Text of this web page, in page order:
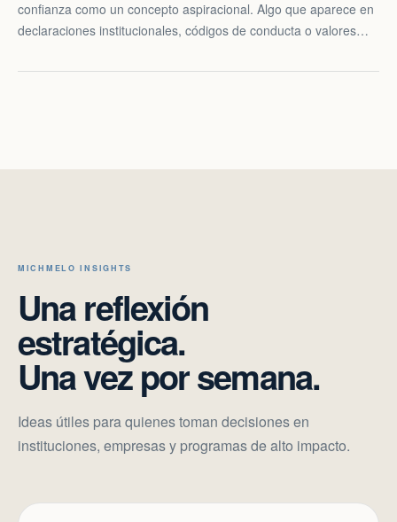
confianza como un concepto aspiracional. Algo que aparece en
declaraciones institucionales, códigos de conducta o valores…
MICHMELO INSIGHTS
Una reflexión
estratégica.
Una vez por semana.
Ideas útiles para quienes toman decisiones en
instituciones, empresas y programas de alto impacto.